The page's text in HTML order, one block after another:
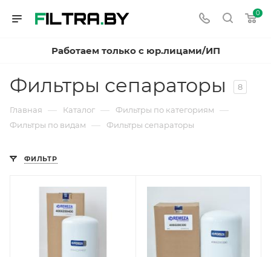
0
Работаем только с юр.лицами/ИП
Фильтры сепараторы 8
Главная — Каталог — Фильтры по категориям —
Фильтры по видам — Фильтры сепараторы
ФИЛЬТР